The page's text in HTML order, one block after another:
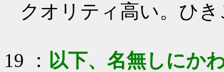
クオリティ高い。ひ
19 ： 以下、名無しにか